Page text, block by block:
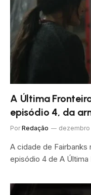
A Última
episódio 4, da
Por Redação dezembro
A cidade de Fairbanks
episódio 4 de A